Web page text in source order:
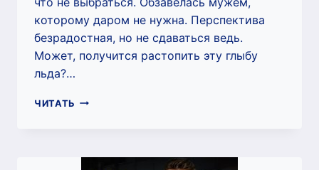
которому даром не нужна. Перспектива
безрадостная, но не сдаваться ведь.
Может, получится растопить эту глыбу
льда?…
ЧИТАТЬ КАПКАН